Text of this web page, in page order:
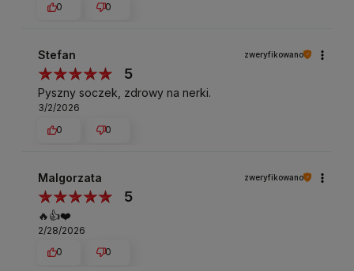
0
0
Stefan zweryfikowano
5
Pyszny soczek, zdrowy na nerki.
3/2/2026
0
0
Malgorzata zweryfikowano
5
🔥👍️❤️
2/28/2026
0
0